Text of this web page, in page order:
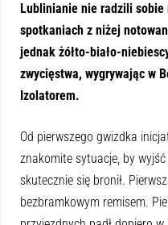
Lublinianie nie radzili sobie
spotkaniach z niżej
jednak żółto-biało-
zwycięstwa, wygrywając w
Izolatorem.
Od pierwszego gwizdka
znakomite sytuacje, by
skutecznie się bronił.
bezbramkowym remisem.